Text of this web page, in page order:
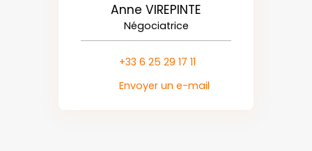
Anne VIREPINTE
Négociatrice
+33 6 25 29 17 11
Envoyer un e-mail